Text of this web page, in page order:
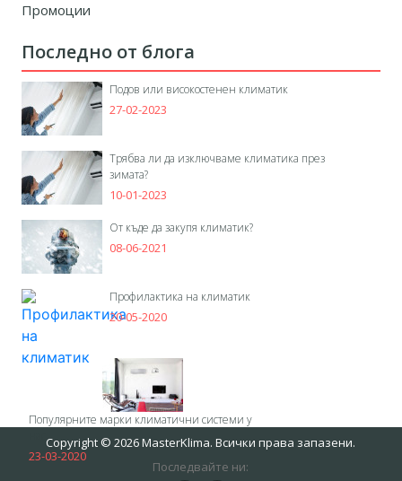
Промоции
Последно от блога
Подов или високостенен климатик
27-02-2023
Трябва ли да изключваме климатика през
зимата?
10-01-2023
От къде да закупя климатик?
08-06-2021
Профилактика на климатик
20-05-2020
Популярните марки климатични системи у
23-03-2020
Copyright © 2026 MasterKlima. Всички права запазени.
Последвайте ни: